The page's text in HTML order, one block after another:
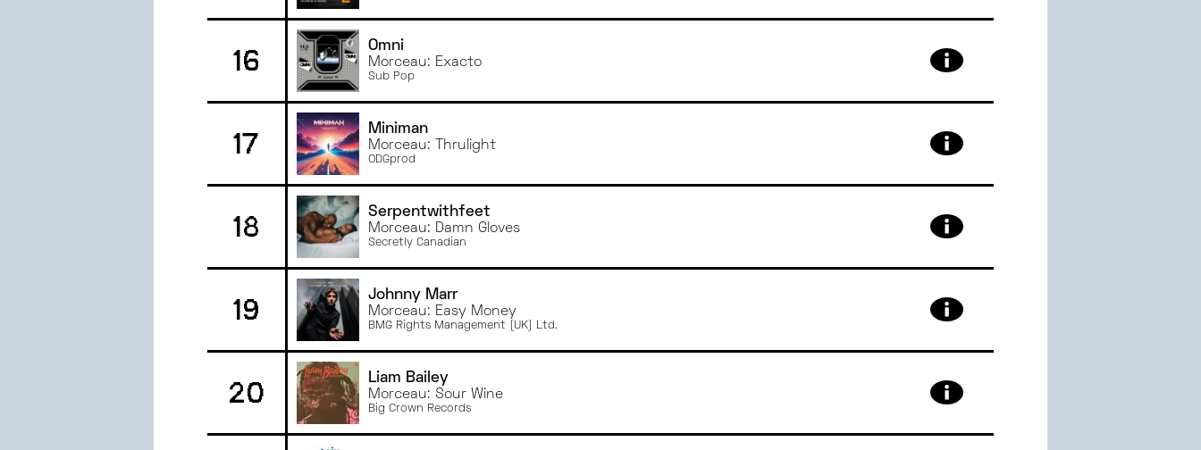
16 Omni
Morceau: Exacto
Sub Pop
17 Miniman
Morceau: Thrulight
ODGprod
18 Serpentwithfeet
Morceau: Damn Gloves
Secretly Canadian
19 Johnny Marr
Morceau: Easy Money
BMG Rights Management (UK) Ltd.
20 Liam Bailey
Morceau: Sour Wine
Big Crown Records